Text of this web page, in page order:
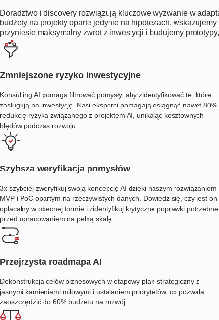
Doradztwo i discovery rozwiązują kluczowe wyzwanie w
budżety na projekty oparte jedynie na hipotezach,
przyniesie maksymalny zwrot z inwestycji i budujemy
Zmniejszone ryzyko inwestycyjne
Konsulting AI pomaga filtrować pomysły, aby zidentyfikować te, które
zasługują na inwestycję. Nasi eksperci pomagają osiągnąć nawet 80%
redukcję ryzyka związanego z projektem AI, unikając kosztownych
błędów podczas rozwoju.
Szybsza weryfikacja pomysłów
3x szybciej zweryfikuj swoją koncepcję AI dzięki naszym rozwiązaniom
MVP i PoC opartym na rzeczywistych danych. Dowiedz się, czy jest on
opłacalny w obecnej formie i zidentyfikuj krytyczne poprawki potrzebne
przed opracowaniem na pełną skalę.
Przejrzysta roadmapa AI
Dekonstrukcja celów biznesowych w etapowy plan strategiczny z
jasnymi kamieniami milowymi i ustalaniem priorytetów, co pozwala
zaoszczędzić do 60% budżetu na rozwój.